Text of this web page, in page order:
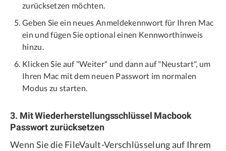
zurücksetzen möchten.
Geben Sie ein neues Anmeldekennwort für Ihren Mac
ein und fügen Sie optional einen Kennworthinweis
hinzu.
Klicken Sie auf "Weiter" und dann auf "Neustart", um
Ihren Mac mit dem neuen Passwort im normalen
Modus zu starten.
3. Mit Wiederherstellungsschlüssel Macbook
Passwort zurücksetzen
Wenn Sie die FileVault-Verschlüsselung auf Ihrem